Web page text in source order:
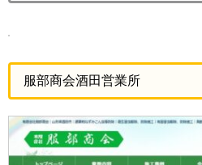
服部商会酒田営業所